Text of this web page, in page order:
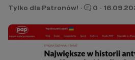
Tylko dla Patronów! · 0 ·